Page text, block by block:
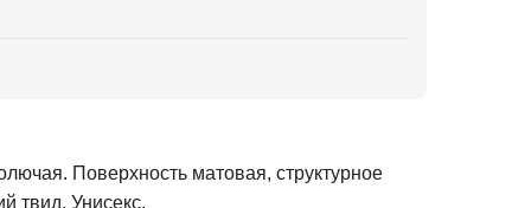
Поверхность матовая, структурное
твид. Унисекс.